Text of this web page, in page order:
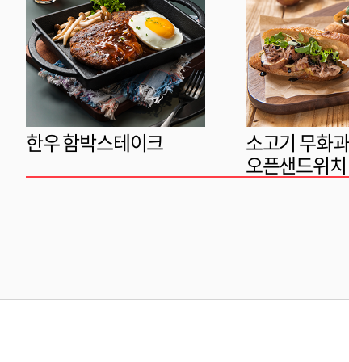
한우 함박스테이크 소고기 무화과
오픈샌드위치